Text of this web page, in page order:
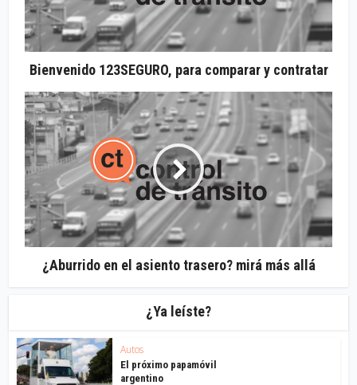
Bienvenido 123SEGURO, para comparar y contratar
¿Aburrido en el asiento trasero? mirá más allá
¿Ya leíste?
Autos
El próximo papamóvil
argentino